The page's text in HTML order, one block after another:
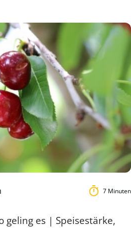
7 Minuten
geling es | Speisestärke,